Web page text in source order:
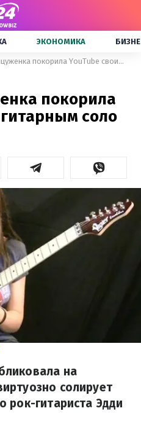
ЭКОНОМИКА
Юная француженка покорила YouTube своим гитарным соло (Видео)
покорила
соло
на
солирует
рок-гитариста Эдди